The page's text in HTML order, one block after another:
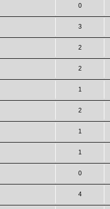
0
3
2
2
1
2
1
1
0
4